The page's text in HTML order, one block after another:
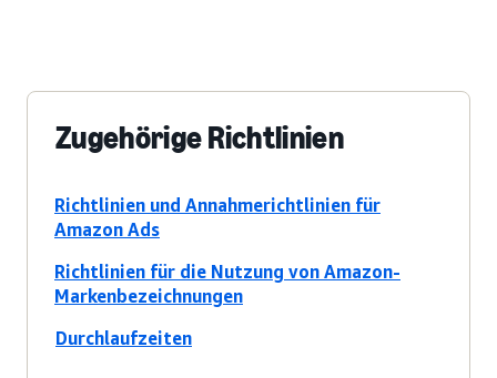
Zugehörige Richtlinien
Richtlinien und Annahmerichtlinien für
Amazon Ads
Richtlinien für die Nutzung von Amazon-
Markenbezeichnungen
Durchlaufzeiten